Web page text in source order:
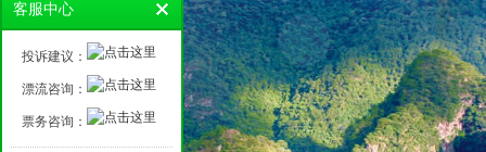
客服中心
投诉建议：
漂流咨询：
票务咨询：